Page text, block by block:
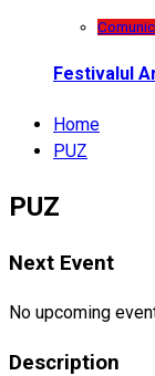
Festivalul
Home
PUZ
PUZ
Next Event
No upcoming
Description